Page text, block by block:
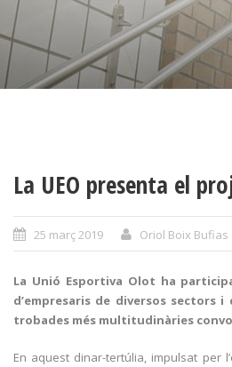
La UEO presenta el
25 març 2019 Oriol Boix Bufias
La Unió Esportiva Olot ha
d’empresaris de diversos
trobades més multitudinàries
En aquest dinar-tertúlia, impulsat per